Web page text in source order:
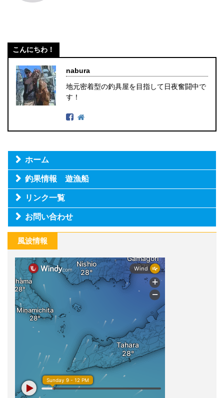
こんにちわ！
nabura
地元密着型の釣具屋を目指して日夜奮闘中で
す！
ホーム
釣果情報 遊漁船
リンク一覧
お問い合わせ
風波情報